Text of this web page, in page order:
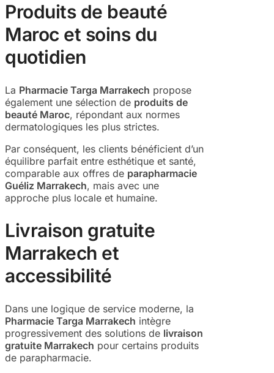
Produits de beauté
Maroc et soins du
quotidien
La Pharmacie Targa Marrakech propose
également une sélection de produits de
beauté Maroc, répondant aux normes
dermatologiques les plus strictes.
Par conséquent, les clients bénéficient d’un
équilibre parfait entre esthétique et santé,
comparable aux offres de parapharmacie
Guéliz Marrakech, mais avec une
approche plus locale et humaine.
Livraison gratuite
Marrakech et
accessibilité
Dans une logique de service moderne, la
Pharmacie Targa Marrakech intègre
progressivement des solutions de livraison
gratuite Marrakech pour certains produits
de parapharmacie.